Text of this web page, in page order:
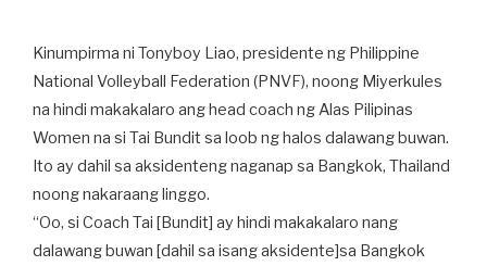
Kinumpirma ni Tonyboy Liao, presidente ng Philippine
National Volleyball Federation (PNVF), noong Miyerkules
na hindi makakalaro ang head coach ng Alas Pilipinas
Women na si Tai Bundit sa loob ng halos dalawang buwan.
Ito ay dahil sa aksidenteng naganap sa Bangkok, Thailand
noong nakaraang linggo.
“Oo, si Coach Tai [Bundit] ay hindi makakalaro nang
dalawang buwan [dahil sa isang aksidente]sa Bangkok